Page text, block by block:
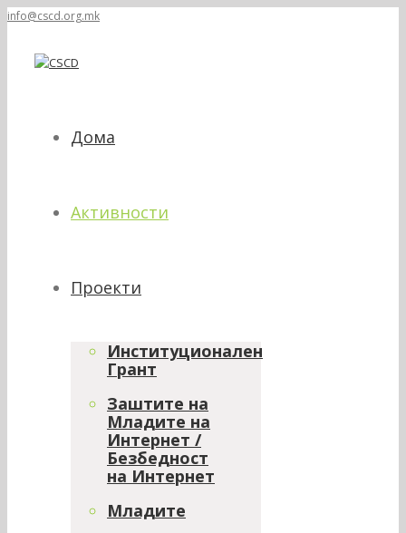
info@cscd.org.mk
Дома
Активности
Проекти
Институционален
Грант
Заштите на
Младите на
Интернет /
Безбедност
на Интернет
Младите